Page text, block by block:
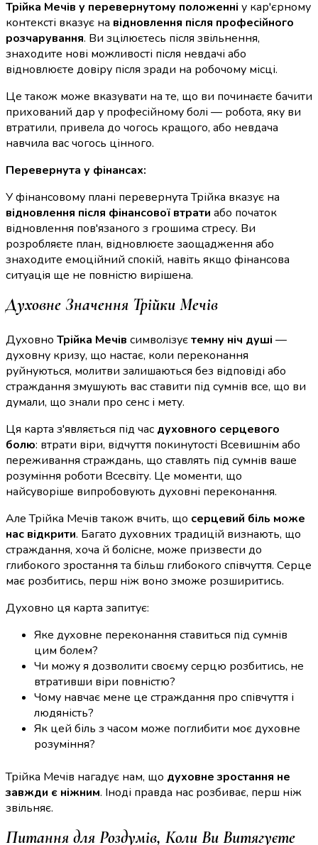
Трійка Мечів у перевернутому положенні у кар'єрному
контексті вказує на відновлення після професійного
розчарування. Ви зцілюєтесь після звільнення,
знаходите нові можливості після невдачі або
відновлюєте довіру після зради на робочому місці.
Це також може вказувати на те, що ви починаєте бачити
прихований дар у професійному болі — робота, яку ви
втратили, привела до чогось кращого, або невдача
навчила вас чогось цінного.
Перевернута у фінансах:
У фінансовому плані перевернута Трійка вказує на
відновлення після фінансової втрати або початок
відновлення пов'язаного з грошима стресу. Ви
розробляєте план, відновлюєте заощадження або
знаходите емоційний спокій, навіть якщо фінансова
ситуація ще не повністю вирішена.
Духовне Значення Трійки Мечів
Духовно Трійка Мечів символізуєтемну ніч душі —
духовну кризу, що настає, коли переконання
руйнуються, молитви залишаються без відповіді або
страждання змушують вас ставити під сумнів все, що ви
думали, що знали про сенс і мету.
Ця карта з'являється під час духовного серцевого
болю: втрати віри, відчуття покинутості Всевишнім або
переживання страждань, що ставлять під сумнів ваше
розуміння роботи Всесвіту. Це моменти, що
найсуворіше випробовують духовні переконання.
Але Трійка Мечів також вчить, що серцевий біль може
нас відкрити. Багато духовних традицій визнають, що
страждання, хоча й болісне, може призвести до
глибокого зростання та більш глибокого співчуття. Серце
має розбитись, перш ніж воно зможе розширитись.
Духовно ця карта запитує:
Яке духовне переконання ставиться під сумнів
цим болем?
Чи можу я дозволити своєму серцю розбитись, не
втративши віри повністю?
Чому навчає мене це страждання про співчуття і
людяність?
Як цей біль з часом може поглибити моє духовне
розуміння?
Трійка Мечів нагадує нам, що духовне зростання не
завжди є ніжним. Іноді правда нас розбиває, перш ніж
звільняє.
Питання для Роздумів, Коли Ви Витягуєте